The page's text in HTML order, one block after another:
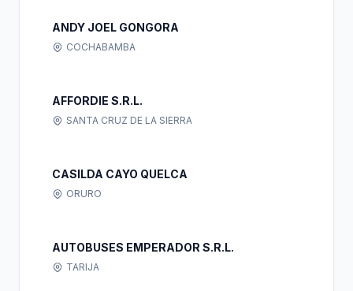
ANDY JOEL GONGORA
COCHABAMBA
AFFORDIE S.R.L.
SANTA CRUZ DE LA SIERRA
CASILDA CAYO QUELCA
ORURO
AUTOBUSES EMPERADOR S.R.L.
TARIJA